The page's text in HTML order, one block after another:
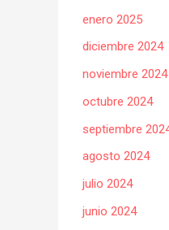
enero 2025
diciembre 2024
noviembre 2024
octubre 2024
septiembre
agosto 2024
julio 2024
junio 2024